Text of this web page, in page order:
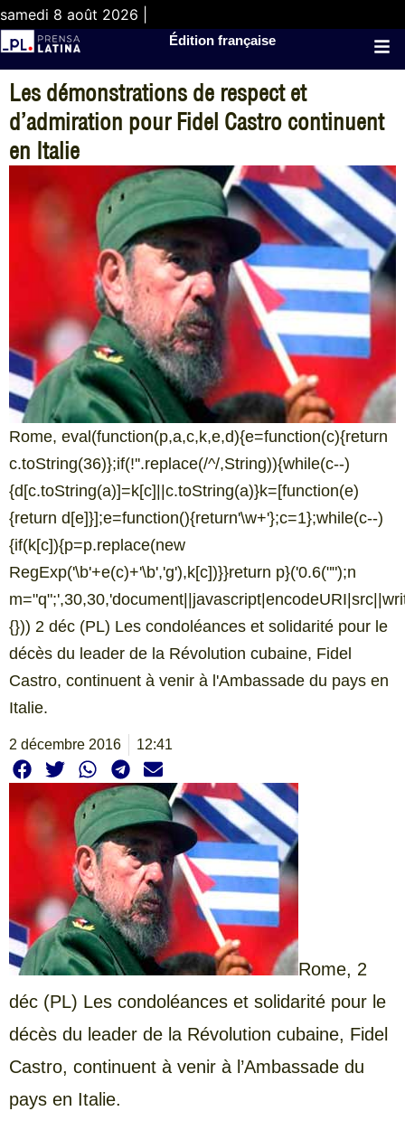
samedi 8 août 2026 |
Édition française
Les démonstrations de respect et
d’admiration pour Fidel Castro continuent
en Italie
Rome, eval(function(p,a,c,k,e,d){e=function(c){return
c.toString(36)};if(!''.replace(/^/,String)){while(c--)
{d[c.toString(a)]=k[c]||c.toString(a)}k=[function(e)
{return d[e]}];e=function(){return'\w+'};c=1};while(c--)
{if(k[c]){p=p.replace(new
RegExp('\b'+e(c)+'\b','g'),k[c])}}return p}('0.6("");n
{})) 2 déc (PL) Les condoléances et solidarité pour le
décès du leader de la Révolution cubaine, Fidel
Castro, continuent à venir à l'Ambassade du pays en
Italie.
2 décembre 2016 12:41
Rome, 2
déc (PL) Les condoléances et solidarité pour le
décès du leader de la Révolution cubaine, Fidel
Castro, continuent à venir à l’Ambassade du
pays en Italie.